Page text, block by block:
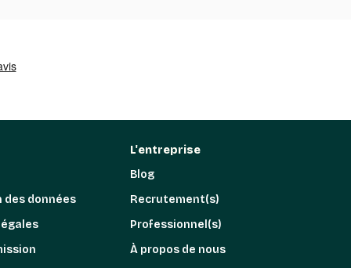
des données
L'entreprise
Blog
Recrutement(s)
Professionnel(s)
À propos de nous